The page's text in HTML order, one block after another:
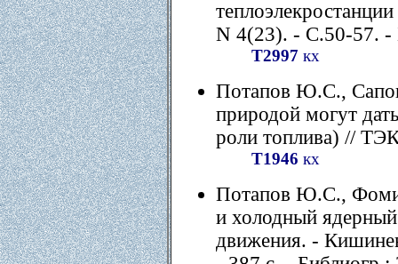
N 4(23). - С.50-57. -
Т2997 кх
Потапов Ю.С.,
природой могут
роли топлива) //
Т1946 кх
Потапов Ю.С.,
и холодный ядерный
движения. -